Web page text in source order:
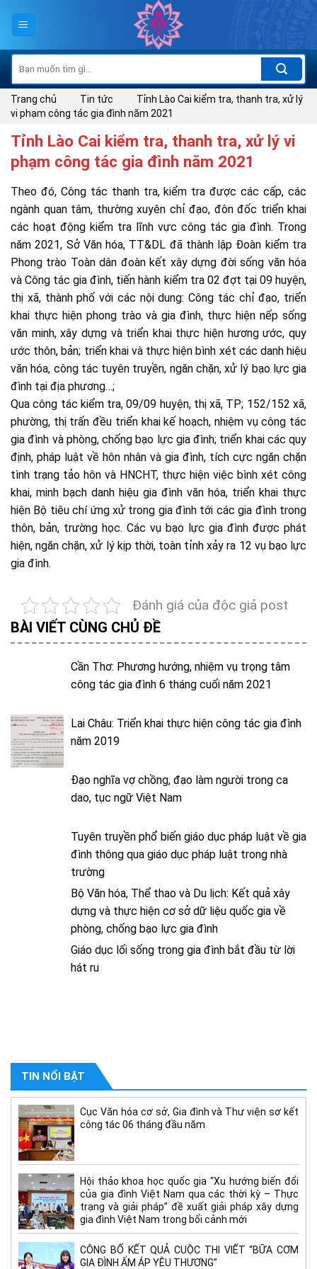
kiếm:
Trang chủ Tin tức
Tỉnh Lào Cai kiểm tra, thanh tra, xử lý
vi phạm công tác gia đình năm 2021
Tỉnh Lào Cai kiểm tra, thanh tra, xử lý vi
phạm công tác gia đình năm 2021
Theo đó, Công tác thanh tra, kiểm tra được các cấp, các
ngành quan tâm, thường xuyên chỉ đạo, đôn đốc triển khai
các hoạt động kiểm tra lĩnh vực công tác gia đình. Trong
năm 2021, Sở Văn hóa, TT&DL đã thành lập Đoàn kiểm tra
Phong trào Toàn dân đoàn kết xây dựng đời sống văn hóa
và Công tác gia đình, tiến hành kiểm tra 02 đợt tại 09 huyện,
thị xã, thành phố với các nội dung: Công tác chỉ đạo, triển
khai thực hiện phong trào và gia đình, thực hiện nếp sống
văn minh, xây dựng và triển khai thực hiện hương ước, quy
ước thôn, bản; triển khai và thực hiện bình xét các danh hiệu
văn hóa, công tác tuyên truyền, ngăn chặn, xử lý bạo lực gia
đình tại địa phương…;
Qua công tác kiểm tra, 09/09 huyện, thị xã, TP; 152/152 xã,
phường, thị trấn đều triển khai kế hoạch, nhiệm vụ công tác
gia đình và phòng, chống bạo lực gia đình; triển khai các quy
định, pháp luật về hôn nhân và gia đình, tích cực ngăn chặn
tình trạng tảo hôn và HNCHT, thực hiện việc bình xét công
khai, minh bạch danh hiệu gia đình văn hóa, triển khai thực
hiện Bộ tiêu chí ứng xử trong gia đình tới các gia đình trong
thôn, bản, trường học. Các vụ bạo lực gia đình được phát
hiện, ngăn chặn, xử lý kịp thời, toàn tỉnh xảy ra 12 vụ bạo lực
gia đình.
Đánh giá của độc giả post
BÀI VIẾT CÙNG CHỦ ĐỀ
Cần Thơ: Phương hướng, nhiệm vụ trọng tâm
công tác gia đình 6 tháng cuối năm 2021
Lai Châu: Triển khai thực hiện công tác gia đình
năm 2019
Đạo nghĩa vợ chồng, đạo làm người trong ca
dao, tục ngữ Việt Nam
Tuyên truyền phổ biến giáo dục pháp luật về gia
đình thông qua giáo dục pháp luật trong nhà
trường
Bộ Văn hóa, Thể thao và Du lịch: Kết quả xây
dựng và thực hiện cơ sở dữ liệu quốc gia về
phòng, chống bạo lực gia đình
Giáo dục lối sống trong gia đình bắt đầu từ lời
hát ru
TIN NỔI BẬT
Cục Văn hóa cơ sở, Gia đình và Thư viện sơ kết
công tác 06 tháng đầu năm
Hội thảo khoa học quốc gia “Xu hướng biến đổi
của gia đình Việt Nam qua các thời kỳ – Thực
trạng và giải pháp” đề xuất giải pháp xây dựng
gia đình Việt Nam trong bối cảnh mới
CÔNG BỐ KẾT QUẢ CUỘC THI VIẾT “BỮA CƠM
GIA ĐÌNH ẤM ÁP YÊU THƯƠNG”